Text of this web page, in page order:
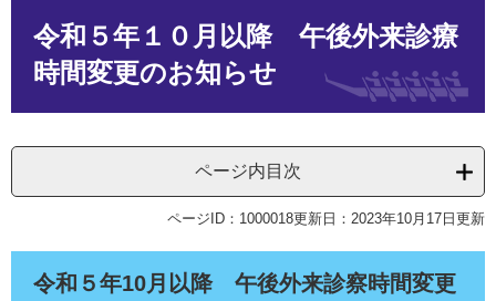
令和５年１０月以降 午後外来診療
時間変更のお知らせ
ページ内目次
ページID：1000018更新日：2023年10月17日更新
令和５年10月以降 午後外来診察時間変更